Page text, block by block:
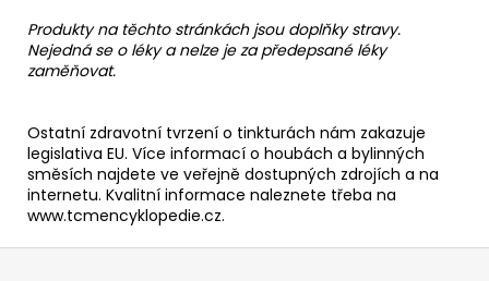
Produkty na těchto stránkách jsou doplňky stravy.
Nejedná se o léky a nelze je za předepsané léky
zaměňovat.
Ostatní zdravotní tvrzení o tinkturách nám zakazuje
legislativa EU. Více informací o houbách a bylinných
směsích najdete ve veřejně dostupných zdrojích a na
internetu. Kvalitní informace naleznete třeba na
www.tcmencyklopedie.cz.
Z